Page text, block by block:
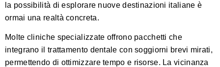
la possibilità di esplorare nuove destinazioni italiane è
ormai una realtà concreta.
Molte cliniche specializzate offrono pacchetti che
integrano il trattamento dentale con soggiorni brevi mirati,
permettendo di ottimizzare tempo e risorse. La vicinanza